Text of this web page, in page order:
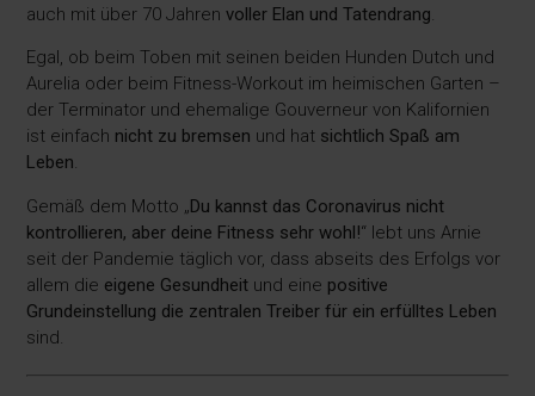
auch mit über 70 Jahrenvoller Elan und Tatendrang.
Egal, ob beim Toben mit seinen beiden Hunden Dutch und
Aurelia oder beim Fitness-Workout im heimischen Garten –
der Terminator und ehemalige Gouverneur von Kalifornien
ist einfach nicht zu bremsen und hat sichtlich Spaß am
Leben.
Gemäß dem Motto „Du kannst das Coronavirus nicht
kontrollieren, aber deine Fitness sehr wohl!“ lebt uns Arnie
seit der Pandemie täglich vor, dass abseits des Erfolgs vor
allem die eigene Gesundheit und eine positive
Grundeinstellung die zentralen Treiber für ein erfülltes Leben
sind.